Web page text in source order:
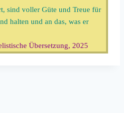
sind voller Güte und Treue für
halten und an das, was er
Übersetzung, 2025